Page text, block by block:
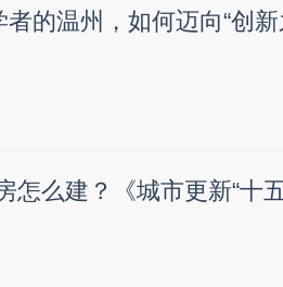
的温州，如何迈向“创新
么建？《城市更新“十五